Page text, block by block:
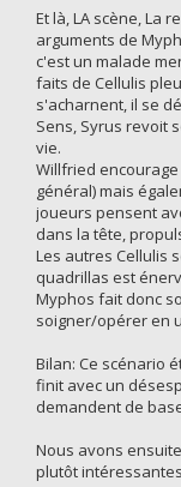
Et là, LA scène, La
arguments de
c'est un malade
faits de Cellulis
s'acharnent, il se
Sens, Syrus revoit
vie.
Willfried
général) mais
joueurs pensent
dans la tête,
Les autres Cellulis
quadrillas est
Myphos fait donc
soigner/opérer en
Bilan: Ce scénario
finit avec un
demandent de
Nous avons
plutôt